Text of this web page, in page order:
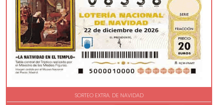
SORTEO EXTRA. DE NAVIDAD